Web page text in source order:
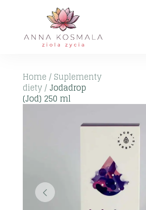
Home / Suplementy
diety/Jodadrop
(Jod) 250 ml